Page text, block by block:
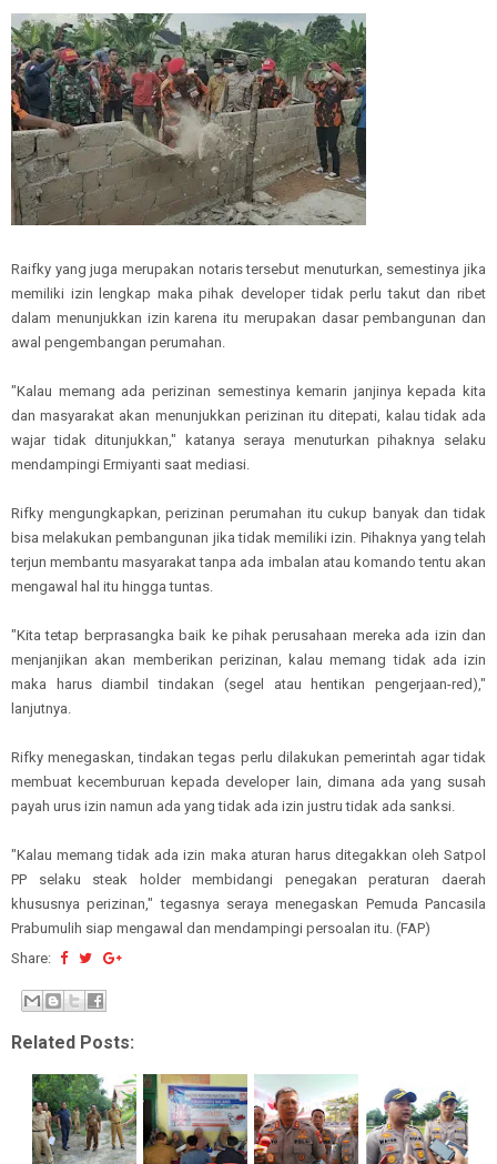
Raifky yang juga merupakan notaris tersebut menuturkan, semestinya jika
memiliki izin lengkap maka pihak developer tidak perlu takut dan ribet
dalam menunjukkan izin karena itu merupakan dasar pembangunan dan
awal pengembangan perumahan.
"Kalau memang ada perizinan semestinya kemarin janjinya kepada kita
dan masyarakat akan menunjukkan perizinan itu ditepati, kalau tidak ada
wajar tidak ditunjukkan," katanya seraya menuturkan pihaknya selaku
mendampingi Ermiyanti saat mediasi.
Rifky mengungkapkan, perizinan perumahan itu cukup banyak dan tidak
bisa melakukan pembangunan jika tidak memiliki izin. Pihaknya yang telah
terjun membantu masyarakat tanpa ada imbalan atau komando tentu akan
mengawal hal itu hingga tuntas.
"Kita tetap berprasangka baik ke pihak perusahaan mereka ada izin dan
menjanjikan akan memberikan perizinan, kalau memang tidak ada izin
maka harus diambil tindakan (segel atau hentikan pengerjaan-red),"
lanjutnya.
Rifky menegaskan, tindakan tegas perlu dilakukan pemerintah agar tidak
membuat kecemburuan kepada developer lain, dimana ada yang susah
payah urus izin namun ada yang tidak ada izin justru tidak ada sanksi.
"Kalau memang tidak ada izin maka aturan harus ditegakkan oleh Satpol
PP selaku steak holder membidangi penegakan peraturan daerah
khususnya perizinan," tegasnya seraya menegaskan Pemuda Pancasila
Prabumulih siap mengawal dan mendampingi persoalan itu. (FAP)
Share:
Related Posts: